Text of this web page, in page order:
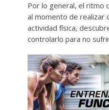
Por lo general, el ritmo
al momento de realizar
actividad física,
controlarlo para no